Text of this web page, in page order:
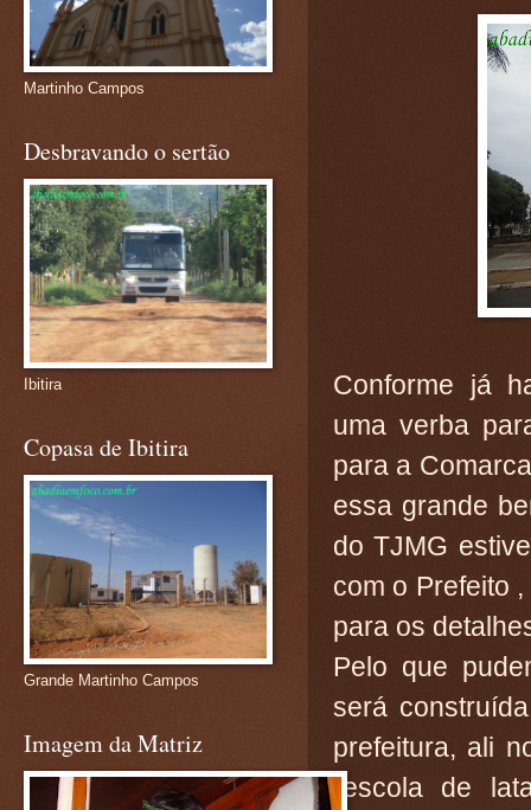
Conforme já
uma verba
para a
essa grande
do TJMG
com o Prefeito
para os
Pelo que
será
prefeitura, ali
(escola de
Martinho Campos
Desbravando o sertão
Ibitira
Copasa de Ibitira
Grande Martinho Campos
Imagem da Matriz